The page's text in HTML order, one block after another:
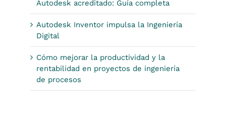
Autodesk acreditado: Guía completa
Autodesk Inventor impulsa la Ingeniería
Digital
Cómo mejorar la productividad y la
rentabilidad en proyectos de ingeniería
de procesos